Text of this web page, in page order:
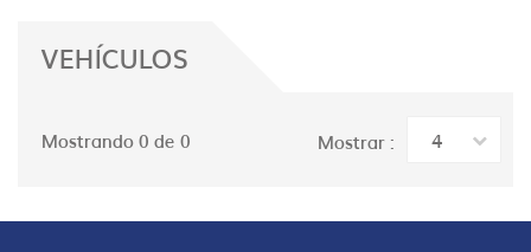
VEHÍCULOS
Mostrando 0 de 0 Mostrar : 4